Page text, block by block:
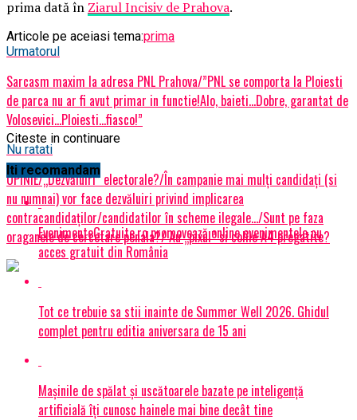
prima dată în Ziarul Incisiv de Prahova.
Articole pe aceiasi tema:prima
Urmatorul
Sarcasm maxim la adresa PNL Prahova/”PNL se comporta la Ploiesti
de parca nu ar fi avut primar in functie!Alo, baieti…Dobre, garantat de
Volosevici…Ploiesti…fiasco!”
Nu ratati
OPINIE/„Dezvăluiri” electorale?/În campanie mai mulți candidați (si
nu numnai) vor face dezvăluiri privind implicarea
contracandidaților/candidatilor în scheme ilegale…/Sunt pe faza
oraganele de cercetare penala?/ Au „pixul” si colile A4 pregatite?
Citeste in continuare
Iti recomandam
EvenimenteGratuite.ro promovează online evenimentele cu
acces gratuit din România
Tot ce trebuie sa stii inainte de Summer Well 2026. Ghidul
complet pentru editia aniversara de 15 ani
Mașinile de spălat și uscătoarele bazate pe inteligență
artificială îți cunosc hainele mai bine decât tine